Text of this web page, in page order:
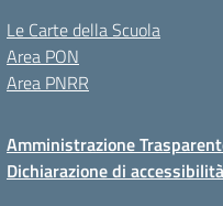
Le Carte della Scuola
Area PON
Area PNRR
Amministrazione
Dichiarazione di accessibilità